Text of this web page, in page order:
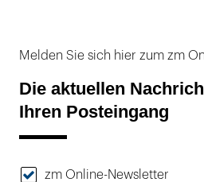
Melden Sie sich hier zum zm
Die aktuellen
Ihren Posteingang
zm Online-Newsletter